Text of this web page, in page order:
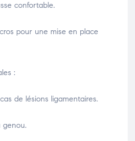
confortable.
pour une mise en place
:
de lésions ligamentaires.
genou.